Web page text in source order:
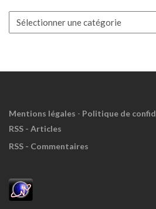
Mentions légales - Politique de
RSS - Articles
RSS - Commentaires